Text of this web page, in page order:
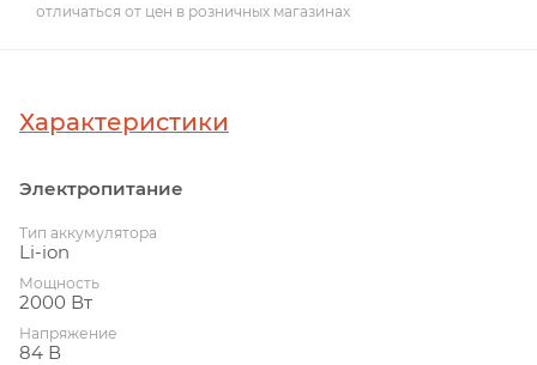
отличаться от цен в розничных магазинах
Характеристики
Электропитание
Тип аккумулятора
Li-ion
Мощность
2000 Вт
Напряжение
84 В